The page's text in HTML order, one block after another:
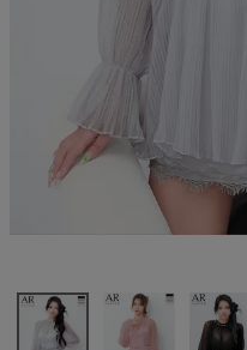
GLAMOROUS
IRMA
JENNNY